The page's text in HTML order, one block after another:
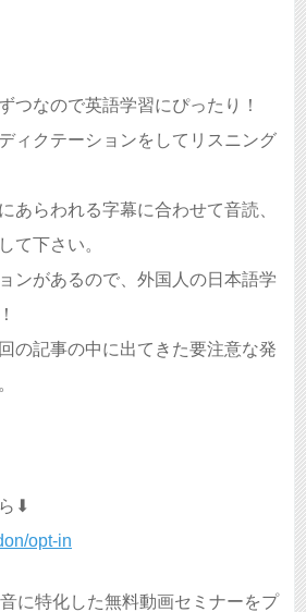
つなので英語学習にぴったり！
ィクテーションをしてリスニング
あらわれる字幕に合わせて音読、
て下さい。
ンがあるので、外国人の日本語学
の記事の中に出てきた要注意な発
⬇︎
opt-in
に特化した無料動画セミナーをプ